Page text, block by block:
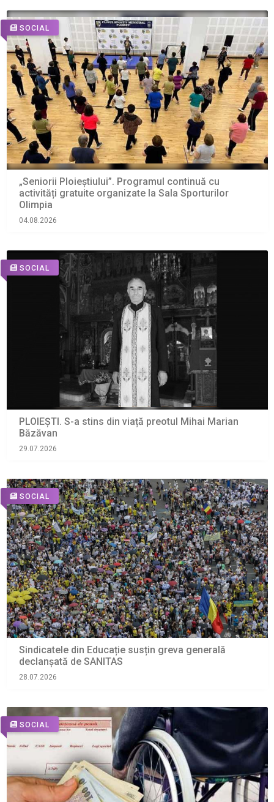
SOCIAL
„Seniorii Ploieștiului”. Programul continuă cu
activități gratuite organizate la Sala Sporturilor
Olimpia
04.08.2026
SOCIAL
PLOIEȘTI. S-a stins din viață preotul Mihai Marian
Băzăvan
29.07.2026
SOCIAL
Sindicatele din Educație susțin greva generală
declanșată de SANITAS
28.07.2026
SOCIAL